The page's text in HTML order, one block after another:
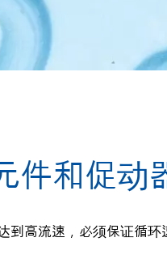
件和促动
到高流速，必须保证循环